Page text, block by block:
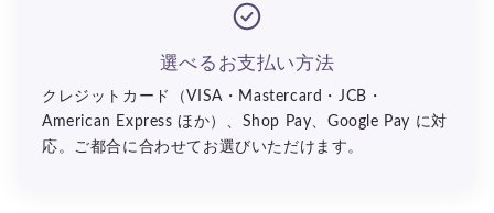
選べるお支払い方法
クレジットカード（VISA・Mastercard・JCB・
American Express ほか）、Shop Pay、Google Pay に対
応。ご都合に合わせてお選びいただけます。